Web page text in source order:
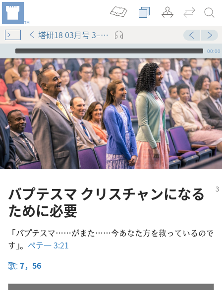
塔研18 03月号 3–7ページ
Audio Player
00:00
バプテスマ クリスチャンになる
ために必要
「バプテスマ……がまた……今あなた方を救っているので
す」。 ペテ一 3:21
歌: 7， 56